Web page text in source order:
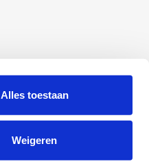
Alles toestaan
Weigeren